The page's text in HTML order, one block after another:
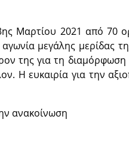
Μαρτίου 2021 από 70
αγωνία μεγάλης
της για τη
Η ευκαιρία για την
ανακοίνωση